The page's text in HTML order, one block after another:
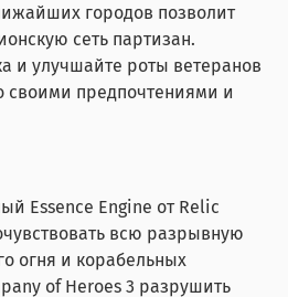
городов позволит
сеть партизан.
и улучшайте роты ветеранов
своими предпочтениями и
Essence Engine от Relic
всю разрывную
огня и корабельных
of Heroes 3 разрушить